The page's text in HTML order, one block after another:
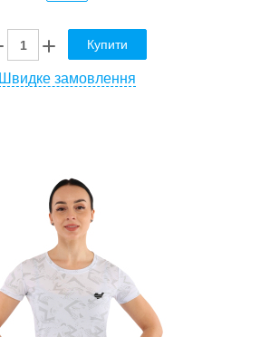
Купити
Швидке замовлення